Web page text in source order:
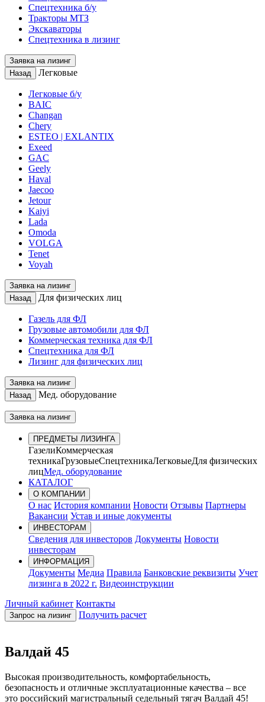
Спецтехника б/у
Тракторы МТЗ
Экскаваторы
Спецтехника в лизинг
Заявка на лизинг
Назад
Легковые
Легковые б/у
BAIC
Changan
Chery
ESTEO | EXLANTIX
Exeed
GAC
Geely
Haval
Jaecoo
Jetour
Kaiyi
Lada
Omoda
VOLGA
Tenet
Voyah
Заявка на лизинг
Назад
Для физических лиц
Газель для ФЛ
Грузовые автомобили для ФЛ
Коммерческая техника для ФЛ
Спецтехника для ФЛ
Лизинг для физических лиц
Заявка на лизинг
Назад
Мед. оборудование
Заявка на лизинг
ПРЕДМЕТЫ ЛИЗИНГА
ГазелиКоммерческая
техникаГрузовыеСпецтехникаЛегковыеДля физических
лицМед. оборудование
КАТАЛОГ
О КОМПАНИИ
О нас История компании Новости Отзывы Партнеры
Вакансии Устав и иные документы
ИНВЕСТОРАМ
Сведения для инвесторов Документы Новости
инвесторам
ИНФОРМАЦИЯ
Документы Медиа Правила Банковские реквизиты Учет
лизинга в 2022 г. Видеоинструкции
Личный кабинет Контакты
Запрос на лизинг Получить расчет
Валдай 45
Высокая производительность, комфортабельность,
безопасность и отличные эксплуатационные качества – все
это российский магистральный седельный тягач Валдай 45!